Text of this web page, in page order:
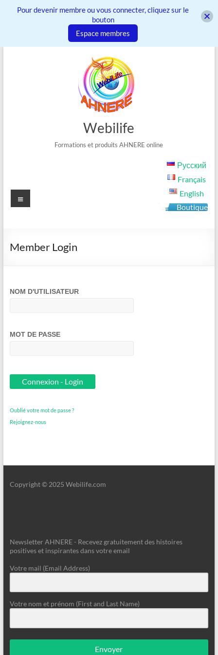
Webilife
Formations et produits AHNERE online
Русский
Français
English
Boutique
Menu
Member Login
NOM D'UTILISATEUR
MOT DE PASSE
Oublié votre mot de passe ?
Rejoignez-nous
Copyright © 2025 Webilife.com
Newsletter AHNERE - Recevez gratuitement des histoires
positives et inspirantes dans votre email
Votre mail (Email Address)
Votre nom et prénom (First and Last Name)
Envoyer
Pour devenir membre ou vous connecter, cliquez sur le
bouton
Espace membres